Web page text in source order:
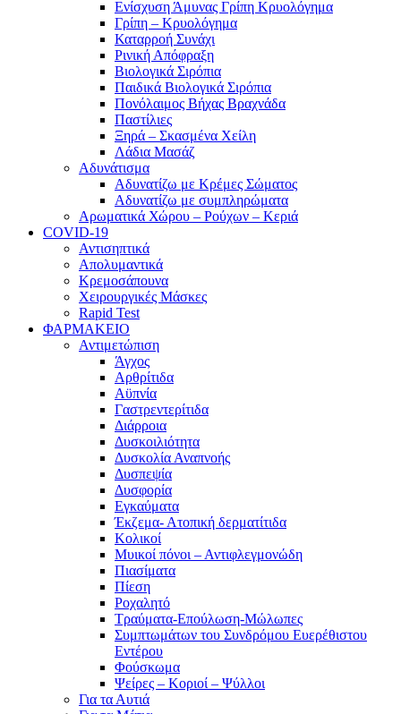
Ενίσχυση Άμυνας Γρίπη Κρυολόγημα
Γρίπη – Κρυολόγημα
Καταρροή Συνάχι
Ρινική Απόφραξη
Βιολογικά Σιρόπια
Παιδικά Βιολογικά Σιρόπια
Πονόλαιμος Βήχας Βραχνάδα
Παστίλιες
Ξηρά – Σκασμένα Χείλη
Λάδια Μασάζ
Αδυνάτισμα
Αδυνατίζω με Κρέμες Σώματος
Αδυνατίζω με συμπληρώματα
Αρωματικά Χώρου – Ρούχων – Κεριά
COVID-19
Αντισηπτικά
Απολυμαντικά
Κρεμοσάπουνα
Χειρουργικές Μάσκες
Rapid Test
ΦΑΡΜΑΚΕΙΟ
Αντιμετώπιση
Άγχος
Αρθρίτιδα
Αϋπνία
Γαστρεντερίτιδα
Διάρροια
Δυσκοιλιότητα
Δυσκολία Αναπνοής
Δυσπεψία
Δυσφορία
Εγκαύματα
Έκζεμα- Ατοπική δερματίτιδα
Κολικοί
Μυικοί πόνοι – Αντιφλεγμονώδη
Πιασίματα
Πίεση
Ροχαλητό
Τραύματα-Επούλωση-Μώλωπες
Συμπτωμάτων του Συνδρόμου Ευερέθιστου
Εντέρου
Φούσκωμα
Ψείρες – Κοριοί – Ψύλλοι
Για τα Αυτιά